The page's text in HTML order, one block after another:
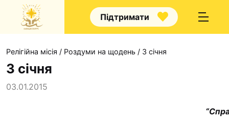
Підтримати
Релігійна місія / Роздуми на щодень / 3 січня
3 січня
03.01.2015